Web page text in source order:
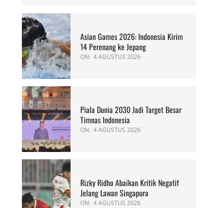
Asian Games 2026: Indonesia Kirim
14 Perenang ke Jepang
ON: 4 AGUSTUS 2026
Piala Dunia 2030 Jadi Target Besar
Timnas Indonesia
ON: 4 AGUSTUS 2026
Rizky Ridho Abaikan Kritik Negatif
Jelang Lawan Singapura
ON: 4 AGUSTUS 2026